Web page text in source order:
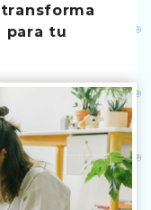
para tu